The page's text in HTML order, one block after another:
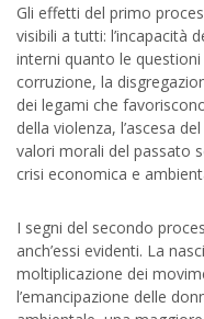
Gli effetti del primo
visibili a tutti: l’incapacità
interni quanto le
corruzione, la
dei legami che
della violenza, l’ascesa
valori morali del passato
crisi economica e
I segni del secondo
anch’essi evidenti. La
moltiplicazione dei
l’emancipazione delle